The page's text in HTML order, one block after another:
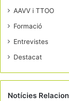
AAVV i TTOO
Formació
Entrevistes
Destacat
Notícies